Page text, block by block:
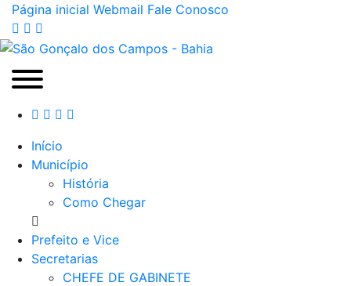
Página inicial Webmail Fale Conosco
Início
Município
História
Como Chegar
Prefeito e Vice
Secretarias
CHEFE DE GABINETE